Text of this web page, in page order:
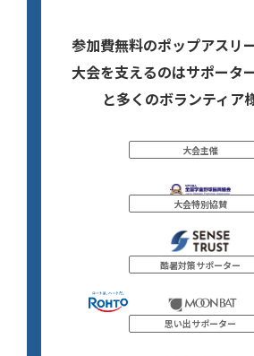
参加費無料のポップアスリ
大会を支えるのはサポータ
と多くのボランティア
大会主催
大会特別協賛
酷暑対策サポーター
思い出サポーター